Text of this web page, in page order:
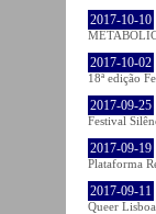
2017-10-10
2017-10-02
18ª edição
2017-09-25
Festival
2017-09-19
Plataforma
2017-09-11
Queer